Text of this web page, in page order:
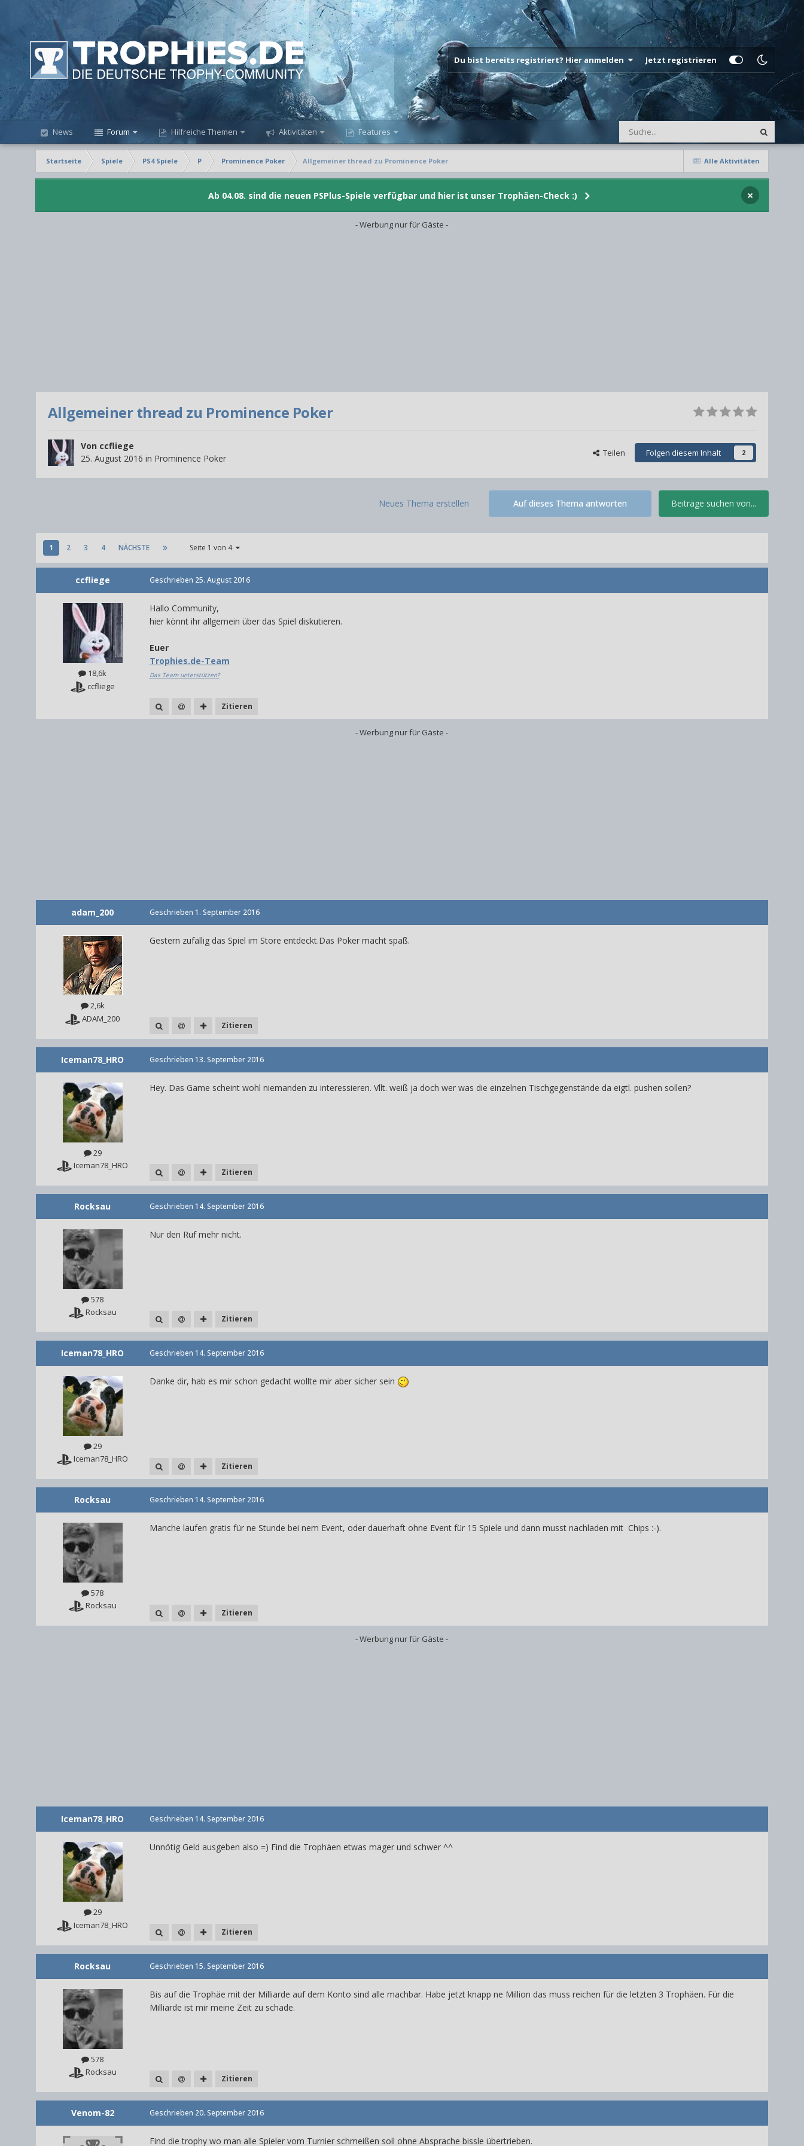
Du bist bereits registriert? Hier anmelden Jetzt registrieren
News Forum Hilfreiche Themen Aktivitäten Features
Alle Aktivitäten
Startseite Spiele PS4 Spiele P Prominence Poker Allgemeiner thread zu Prominence Poker
Ab 04.08. sind die neuen PSPlus-Spiele verfügbar und hier ist unser Trophäen-Check :) ×
- Werbung nur für Gäste -
Allgemeiner thread zu Prominence Poker
Von ccfliege
25. August 2016 in Prominence Poker Teilen Folgen diesem Inhalt 2
Beiträge suchen von...
Auf dieses Thema antworten
Neues Thema erstellen
1 2 3 4 NÄCHSTE Seite 1 von 4
ccfliege
18,6k
ccfliege
Geschrieben 25. August 2016
Hallo Community,
hier könnt ihr allgemein über das Spiel diskutieren.
Euer
Trophies.de-Team
Das Team unterstützen?
Zitieren
- Werbung nur für Gäste -
adam_200
2,6k
ADAM_200
Geschrieben 1. September 2016
Gestern zufällig das Spiel im Store entdeckt.Das Poker macht spaß.
Zitieren
Iceman78_HRO
29
Iceman78_HRO
Geschrieben 13. September 2016
Hey. Das Game scheint wohl niemanden zu interessieren. Vllt. weiß ja doch wer was die einzelnen Tischgegenstände da eigtl. pushen sollen?
Zitieren
Rocksau
578
Rocksau
Geschrieben 14. September 2016
Nur den Ruf mehr nicht.
Zitieren
Iceman78_HRO
29
Iceman78_HRO
Geschrieben 14. September 2016
Danke dir, hab es mir schon gedacht wollte mir aber sicher sein
Zitieren
Rocksau
578
Rocksau
Geschrieben 14. September 2016
Manche laufen gratis für ne Stunde bei nem Event, oder dauerhaft ohne Event für 15 Spiele und dann musst nachladen mit Chips :-).
Zitieren
- Werbung nur für Gäste -
Iceman78_HRO
29
Iceman78_HRO
Geschrieben 14. September 2016
Unnötig Geld ausgeben also =) Find die Trophäen etwas mager und schwer ^^
Zitieren
Rocksau
578
Rocksau
Geschrieben 15. September 2016
Bis auf die Trophäe mit der Milliarde auf dem Konto sind alle machbar. Habe jetzt knapp ne Million das muss reichen für die letzten 3 Trophäen. Für die
Milliarde ist mir meine Zeit zu schade.
Zitieren
Venom-82 Geschrieben 20. September 2016
Find die trophy wo man alle Spieler vom Turnier schmeißen soll ohne Absprache bissle übertrieben.